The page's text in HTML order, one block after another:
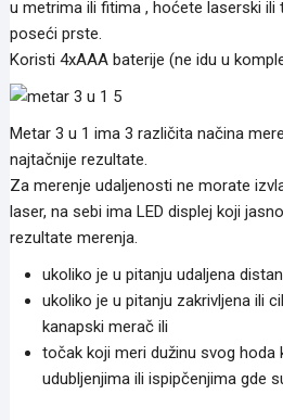
u metrima ili fitima , hoćete laserski ili
poseći prste.
Koristi 4xAAA baterije (ne idu u
Metar 3 u 1 ima 3 različita načina
najtačnije rezultate.
Za merenje udaljenosti ne morate
laser, na sebi ima LED displej koji
rezultate merenja.
ukoliko je u pitanju udaljena
ukoliko je u pitanju zakrivljena ili
kanapski merač ili
točak koji meri dužinu svog hoda
udubljenjima ili ispipčenjima gde